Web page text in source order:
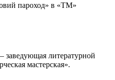
пароход» в «ТМ»
литературной
мастерская».